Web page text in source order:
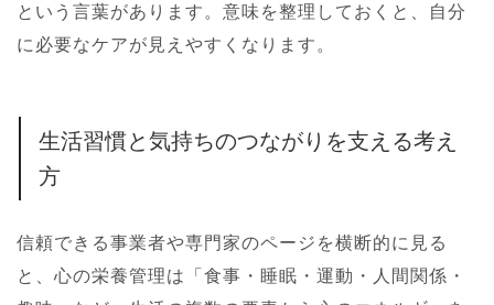
という言葉があります。意味を整理しておくと、自分
に必要なケアが見えやすくなります。
生活習慣と気持ちのつながりを支える考え
方
信頼できる事業者や専門家のページを横断的に見る
と、心の栄養管理は「食事・睡眠・運動・人間関係・